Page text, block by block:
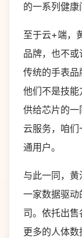
的一系列健康
至于云+端，
品牌，也不
传统的手表
他们不是技
供给芯片的
云服务，咱
通用户。
与此一同，
一家数据驱
司。依托出
更多的人体